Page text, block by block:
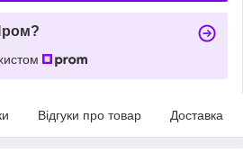
Відгуки про товар Доставка